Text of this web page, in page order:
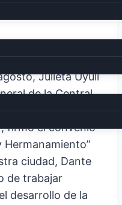
DE NOR
Julieta Uyuli
de la Central
Originarias
firmó el convenio
ciudad, Dante
de trabajar
desarrollo de la